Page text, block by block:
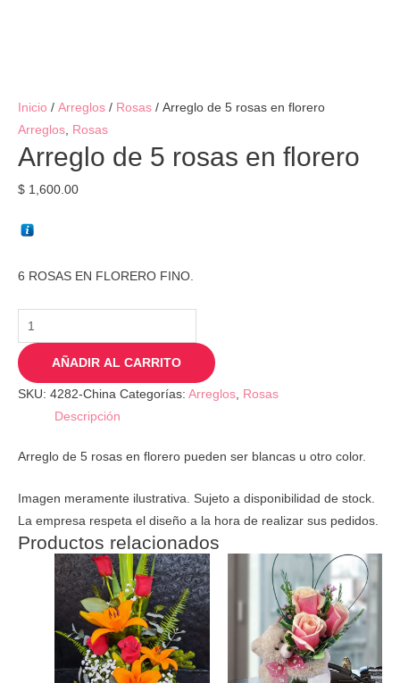
Inicio / Arreglos / Rosas / Arreglo de 5 rosas en florero
Arreglos Rosas
Arreglo de 5 rosas en florero
$ 1,600.00
6 ROSAS EN FLORERO FINO.
AÑADIR AL CARRITO
SKU: 4282-China Categorías: Arreglos
Rosas
Descripción
Arreglo de 5 rosas en florero pueden ser blancas u otro color.
Imagen meramente ilustrativa. Sujeto a disponibilidad de stock.
La empresa respeta el diseño a la hora de realizar sus pedidos.
Productos relacionados